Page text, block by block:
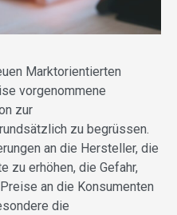
Marktorientierten
vorgenommene
zur
zu begrüssen.
an die Hersteller, die
zu erhöhen, die Gefahr,
an die Konsumenten
die